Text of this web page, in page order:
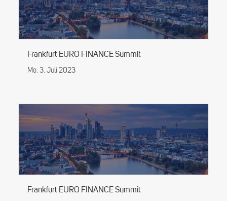
Frankfurt EURO FINANCE Summit
Mo. 3. Juli 2023
Frankfurt EURO FINANCE Summit